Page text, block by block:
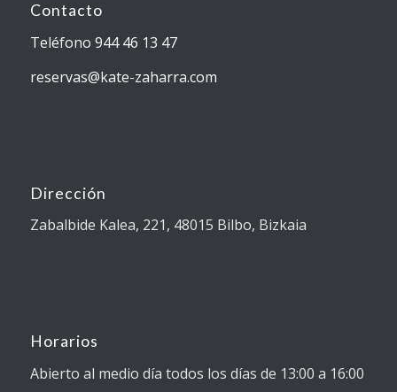
Contacto
Teléfono 944 46 13 47
reservas@kate-zaharra.com
Dirección
Zabalbide Kalea, 221, 48015 Bilbo, Bizkaia
Horarios
Abierto al medio día todos los días de 13:00 a 16:00